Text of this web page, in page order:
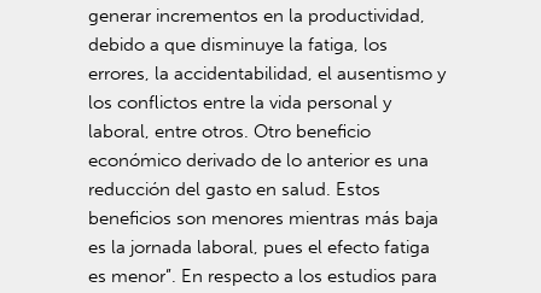
generar incrementos en la productividad,
debido a que disminuye la fatiga, los
errores, la accidentabilidad, el ausentismo y
los conflictos entre la vida personal y
laboral, entre otros. Otro beneficio
económico derivado de lo anterior es una
reducción del gasto en salud. Estos
beneficios son menores mientras más baja
es la jornada laboral, pues el efecto fatiga
es menor”. En respecto a los estudios para